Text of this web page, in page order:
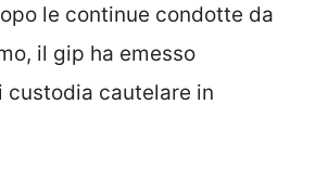
le continue condotte da
il gip ha emesso
custodia cautelare in